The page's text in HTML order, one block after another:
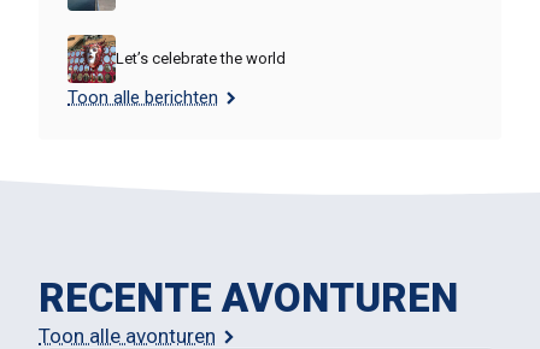
Let’s celebrate the world
Toon alle berichten
RECENTE AVONTUREN
Toon alle avonturen